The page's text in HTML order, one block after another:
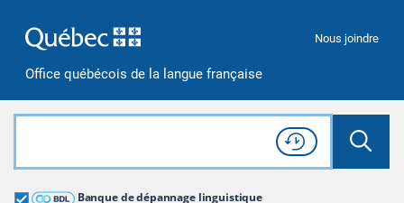
Office québécois de la langue française
Nous joindre
Rechercher dans tout le site
Lancer
Consulter l'
Historique
de recherche
Banque de dépannage linguistique
Grand dictionnaire terminologique